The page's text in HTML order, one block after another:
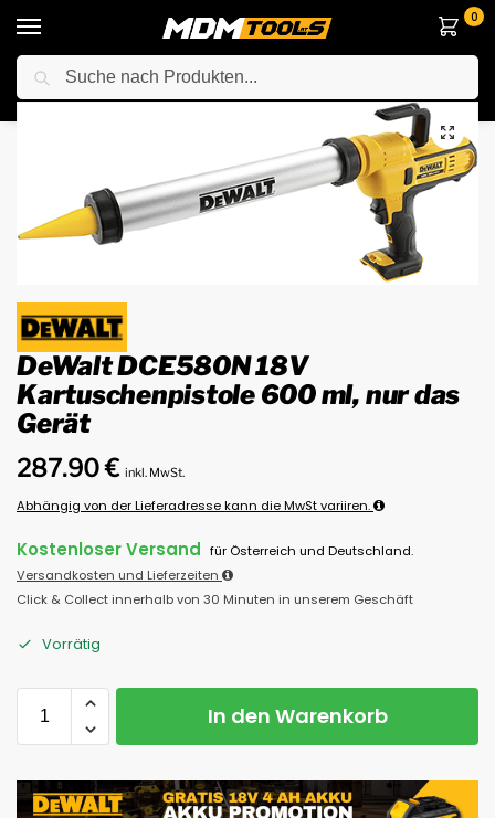
0
Startseite / Elektrowerkzeuge / Anderes Elektrowerkzeuge
DeWalt DCE580N 18V
Kartuschenpistole 600 ml, nur das
Gerät
287.90€ inkl. MwSt.
Abhängig von der Lieferadresse kann die MwSt variiren.
Kostenloser Versand für Österreich und Deutschland.
Versandkosten und Lieferzeiten
Click & Collect innerhalb von 30 Minuten in unserem Geschäft
Vorrätig
In den Warenkorb